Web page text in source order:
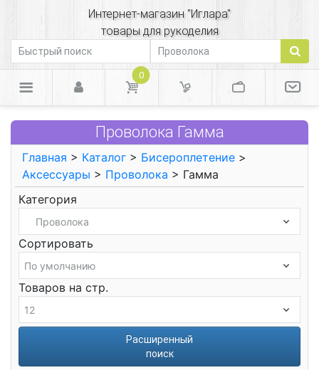
Интернет-магазин "Иглара"
товары для рукоделия
0
Проволока Гамма
Главная > Каталог > Бисероплетение >
Аксессуары > Проволока > Гамма
Категория
Сортировать
Товаров на стр.
Расширенный
поиск